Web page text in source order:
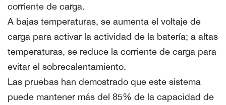
corriente de carga.
A bajas temperaturas, se aumenta el voltaje de
carga para activar la actividad de la batería; a altas
temperaturas, se reduce la corriente de carga para
evitar el sobrecalentamiento.
Las pruebas han demostrado que este sistema
puede mantener más del 85% de la capacidad de